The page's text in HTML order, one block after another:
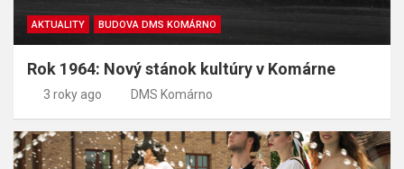
AKTUALITY BUDOVA DMS KOMÁRNO
Rok 1964: Nový stánok kultúry v Komárne
3 roky ago DMS Komárno